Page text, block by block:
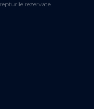
rezervate.